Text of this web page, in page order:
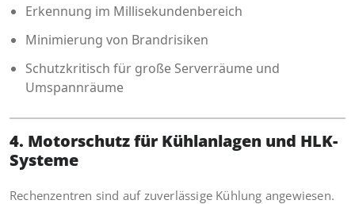
Erkennung im Millisekundenbereich
Minimierung von Brandrisiken
Schutzkritisch für große Serverräume und
Umspannräume
4. Motorschutz für Kühlanlagen und HLK-
Systeme
Rechenzentren sind auf zuverlässige Kühlung angewiesen.